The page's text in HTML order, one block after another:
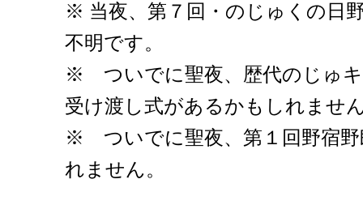
※ 当夜、第７回・のじゅくの日
不明です。
※ ついでに聖夜、歴代のじゅ
受け渡し式があるかもしれませ
※ ついでに聖夜、第１回野宿野
れません。